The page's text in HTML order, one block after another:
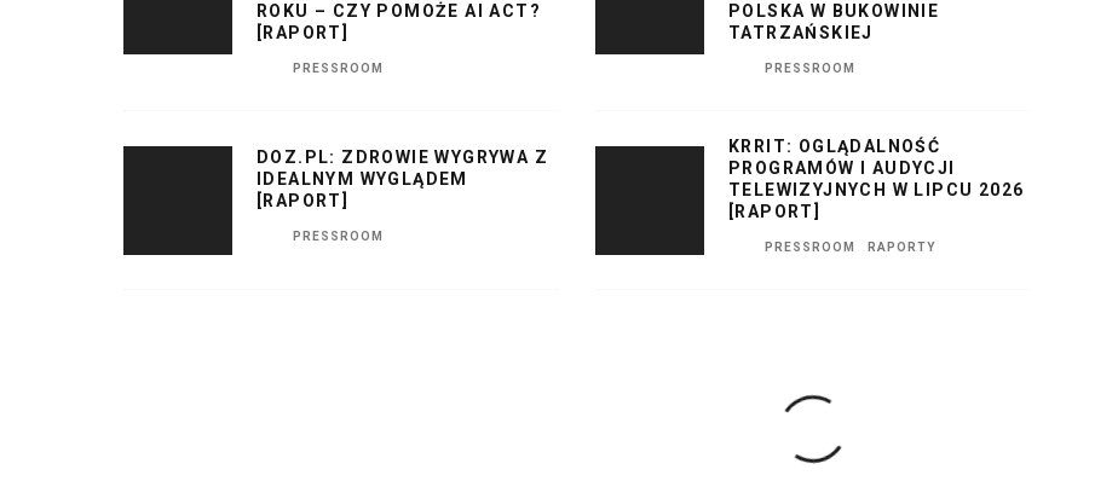
ROKU – CZY POMOŻE AI ACT?
[RAPORT]
PRESSROOM
POLSKA W BUKOWINIE
TATRZAŃSKIEJ
PRESSROOM
DOZ.PL: ZDROWIE WYGRYWA Z
IDEALNYM WYGLĄDEM
[RAPORT]
PRESSROOM
KRRIT: OGLĄDALNOŚĆ
PROGRAMÓW I AUDYCJI
TELEWIZYJNYCH W LIPCU 2026
[RAPORT]
PRESSROOM RAPORTY